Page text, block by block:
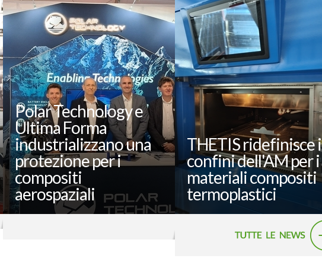
Polar Technology e
Ultima Forma
industrializzano una
protezione per i
compositi
aerospaziali
THETIS ridefinisce i
confini dell'AM per i
materiali compositi
termoplastici